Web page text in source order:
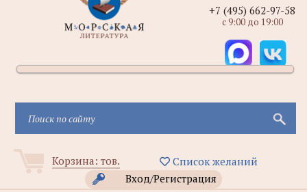
Корзина: тов.
Список желаний
Вход/Регистрация
+7 (495) 662-97-58
с 9:00 до 19:00